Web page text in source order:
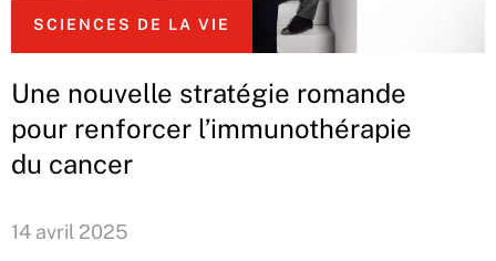
SCIENCES DE LA VIE
Une nouvelle stratégie romande
pour renforcer l’immunothérapie
du cancer
14 avril 2025